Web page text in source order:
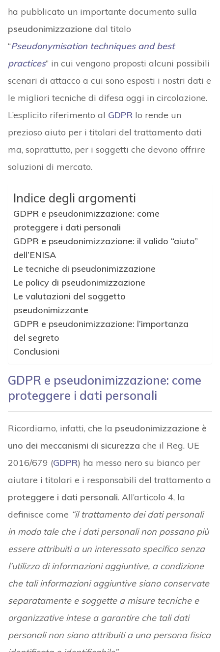
ha pubblicato un importante documento sulla
pseudonimizzazione dal titolo
“Pseudonymisationtechniques and best
practices” in cui vengono proposti alcuni possibili
scenari di attacco a cui sono esposti i nostri dati e
le migliori tecniche di difesa oggi in circolazione.
L’esplicito riferimento al GDPRlo rende un
prezioso aiuto per i titolari del trattamento dati
ma, soprattutto, per i soggetti che devono offrire
soluzioni di mercato.
Indice degli argomenti
GDPR e pseudonimizzazione: come
proteggere i dati personali
GDPR e pseudonimizzazione: il valido “aiuto”
dell’ENISA
Le tecniche di pseudonimizzazione
Le policy di pseudonimizzazione
Le valutazioni del soggetto
pseudonimizzante
GDPR e pseudonimizzazione: l’importanza
del segreto
Conclusioni
GDPR e pseudonimizzazione: come
proteggere i dati personali
Ricordiamo, infatti, che la pseudonimizzazione è
uno dei meccanismi di sicurezza che il Reg. UE
2016/679 (GDPR) ha messo nero su bianco per
aiutare i titolari e i responsabili del trattamento a
proteggere i dati personali. All’articolo 4, la
definisce come “il trattamento dei dati personali
in modo tale che i dati personali non possano più
essere attribuiti a un interessato specifico senza
l’utilizzo di informazioni aggiuntive, a condizione
che tali informazioni aggiuntive siano conservate
separatamente e soggette a misure tecniche e
organizzative intese a garantire che tali dati
personali non siano attribuiti a una persona fisica